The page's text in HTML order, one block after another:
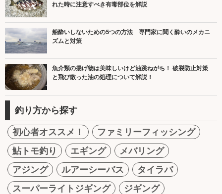
れた時に注意すべき有毒部位を解説
船酔いしないための5つの方法 専門家に聞く酔いのメカニ
ズムと対策
魚介類の揚げ物は美味しいけど油跳ねがち！ 破裂防止対策
と飛び散った油の処理について解説！
釣り方から探す
初心者オススメ！
ファミリーフィッシング
鮎トモ釣り
エギング
メバリング
アジング
ルアーシーバス
タイラバ
スーパーライトジギング
ジギング